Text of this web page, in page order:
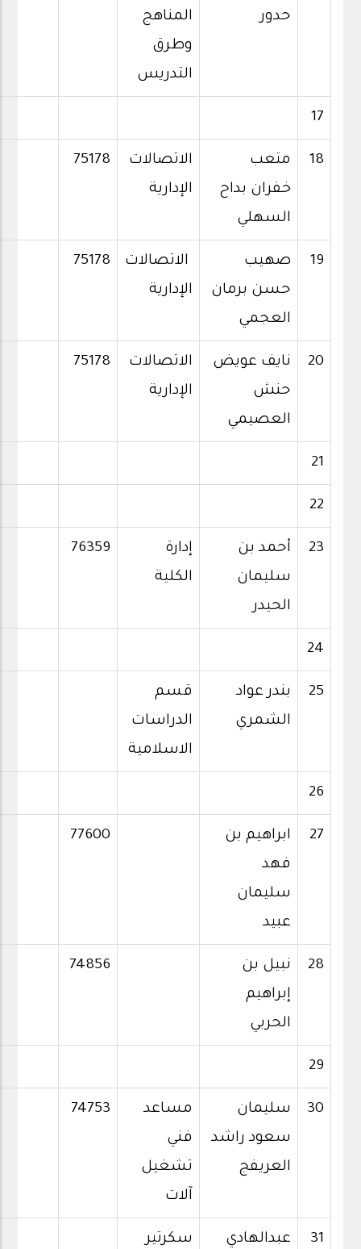
حدور
المناهج
وطرق
التدريس
17
18
متعب
خفران بداح
السهلي
الاتصالات
الإدارية
75178
19
صهيب
حسن برمان
العجمي
الاتصالات
الإدارية
75178
20
نايف عويض
حنش
العصيمي
الاتصالات
الإدارية
75178
21
22
23
أحمد بن
سليمان
الحيدر
إدارة
الكلية
76359
24
25
بندر عواد
الشمري
قسم
الدراسات
الاسلامية
26
27
ابراهيم بن
فهد
سليمان
عبيد
77600
28
نبيل بن
إبراهيم
الحربي
74856
29
30
سليمان
سعود راشد
العريفج
مساعد
فني
تشغيل
آلات
74753
31
عبدالهادي
سكرتير